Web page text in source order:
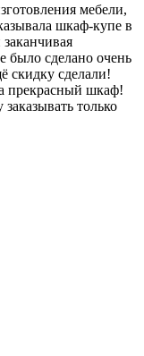
мебели,
шкаф-купе в
было сделано очень
скидку сделали!
прекрасный шкаф!
только